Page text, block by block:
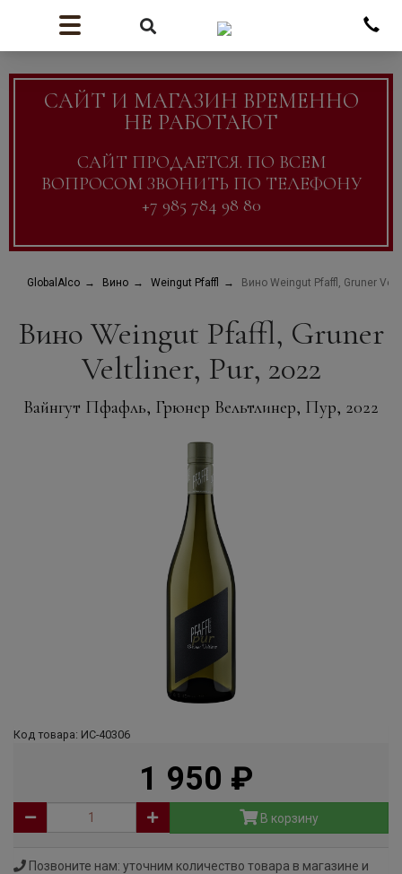
САЙТ И МАГАЗИН ВРЕМЕННО
НЕ РАБОТАЮТ
САЙТ ПРОДАЕТСЯ. ПО ВСЕМ
ВОПРОСОМ ЗВОНИТЬ ПО ТЕЛЕФОНУ
+7 985 784 98 80
GlobalAlco Вино Weingut Pfaffl Вино Weingut Pfaffl, Gruner
Вино Weingut Pfaffl, Gruner
Veltliner, Pur, 2022
Вайнгут Пфафль, Грюнер Вельтлинер, Пур, 2022
Код товара: ИС-40306
1 950
В корзину
Позвоните нам: уточним количество товара в магазине и